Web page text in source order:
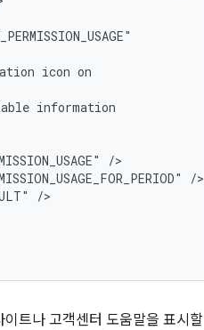
icon
트나 고객센터 도움말을 표시할